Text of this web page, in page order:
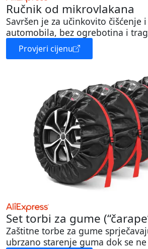
Ručnik od mikrovlakana
Savršen je za učinkovito čišćenje
automobila, bez ogrebotina i
Provjeri cijenu
Set torbi za gume
Zaštitne torbe za gume
ubrzano starenje guma dok se